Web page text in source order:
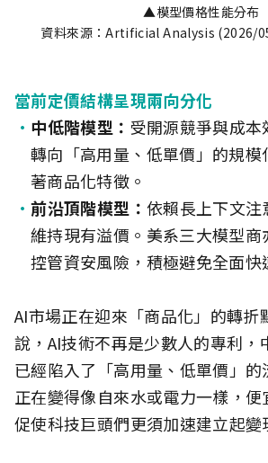
▲模型價格性能分布
資料來源：Artificial Analysis (2026/
當前定價結構呈現兩向分化
中低階模型： 受開源競爭與成本
轉向「高用量、低單價」的規
著商品化特徵。
前沿頂階模型： 依賴長上下文
維持現有溢價。美系三大模型商
控管資安風險，積極避免全面快
AI市場正在迎來「商品化」的轉
說，AI技術不再是少數人的專利，
已經陷入了「高用量、低單價」的
正在變得像自來水或電力一樣，便
促使科技巨頭們更須加速建立起變